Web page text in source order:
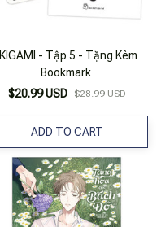
IKIGAMI - Tập 5 - Tặng Kèm
Bookmark
$20.99 USD $28.99 USD
ADD TO CART